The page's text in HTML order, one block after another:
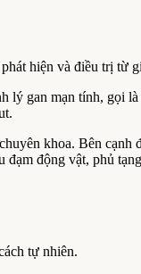
hiện và điều trị từ
lý gan mạn tính, gọi
khoa. Bên cạnh
đạm động vật, phủ
tự nhiên.